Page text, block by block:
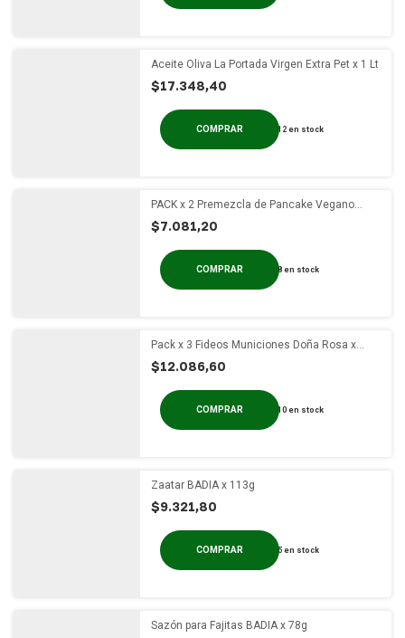
Aceite Oliva La Portada Virgen Extra Pet x 1 Lt
$17.348,40
12 en stock
PACK x 2 Premezcla de Pancake Vegano
$7.081,20
8 en stock
Pack x 3 Fideos Municiones Doña Rosa x
$12.086,60
10 en stock
Zaatar BADIA x 113g
$9.321,80
5 en stock
Sazón para Fajitas BADIA x 78g